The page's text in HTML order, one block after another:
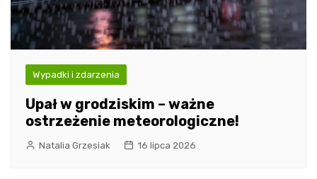
Wypadki i zdarzenia
Upał w grodziskim – ważne
ostrzeżenie meteorologiczne!
Natalia Grzesiak 16 lipca 2026